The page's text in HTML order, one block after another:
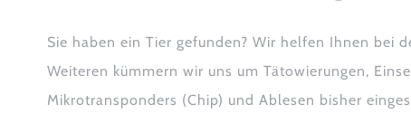
Sie haben ein Tier gefunden? Wir helfen Ihnen bei
Weiteren kümmern wir uns um Tätowierungen,
Mikrotransponders (Chip) und Ablesen bisher